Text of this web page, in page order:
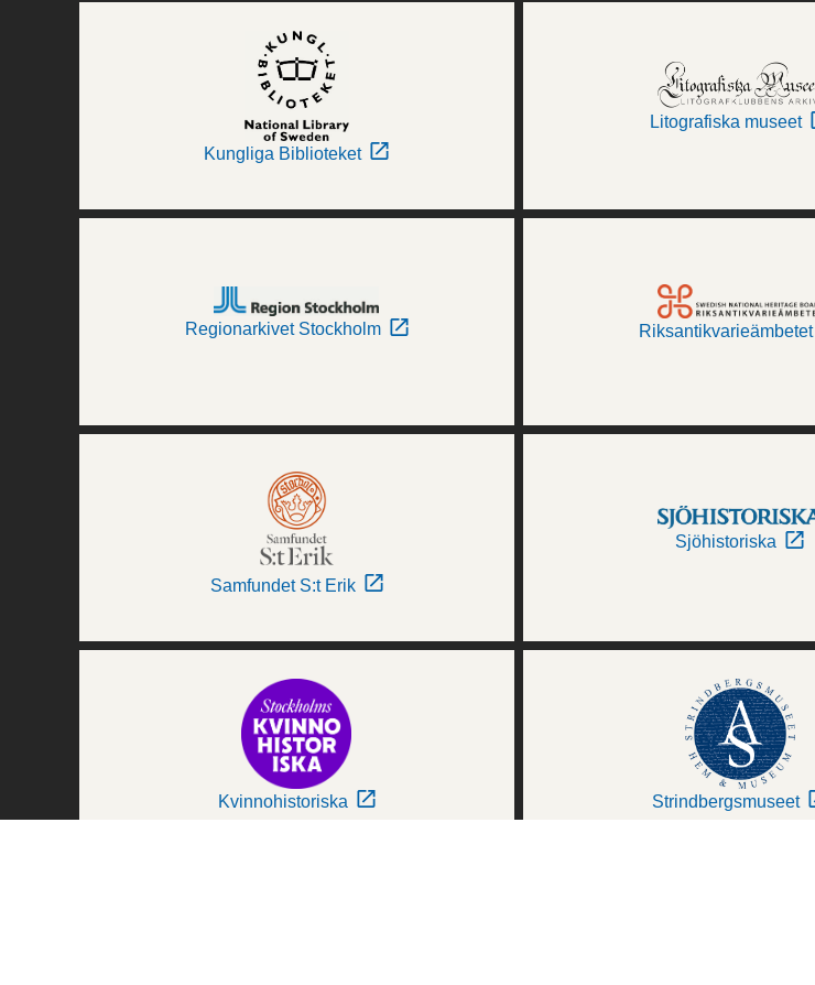
Kungliga Biblioteket
Litografiska museet
Regionarkivet Stockholm Riksantikvarieämbetet
Samfundet S:t Erik
Sjöhistoriska
Kvinnohistoriska Strindbergsmuseet